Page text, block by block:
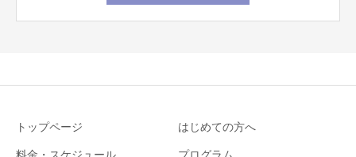
トップページ
はじめての方へ